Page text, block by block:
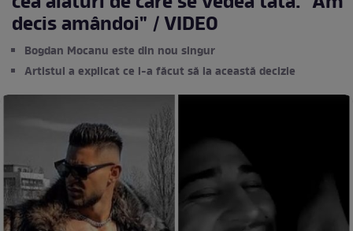
decis amândoi" / VIDEO
Bogdan Mocanu este din nou singur
Artistul a explicat ce l-a făcut să ia această decizie